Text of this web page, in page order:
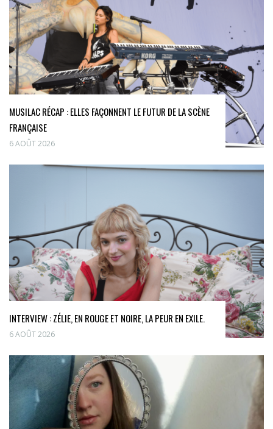
MUSILAC RÉCAP : ELLES FAÇONNENT LE FUTUR DE LA SCÈNE
FRANÇAISE
6 AOÛT 2026
INTERVIEW : ZÉLIE, EN ROUGE ET NOIRE, LA PEUR EN EXILE.
6 AOÛT 2026